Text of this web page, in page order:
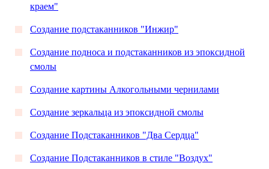
краем"
Создание подстаканников "Инжир"
Создание подноса и подстаканников из эпоксидной
смолы
Создание картины Алкогольными чернилами
Создание зеркальца из эпоксидной смолы
Создание Подстаканников "Два Сердца"
Создание Подстаканников в стиле "Воздух"